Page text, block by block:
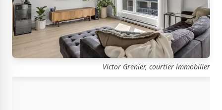
Victor Grenier, courtier immobilier